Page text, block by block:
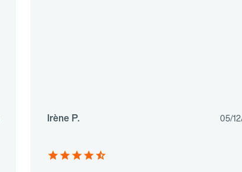
Irène P. 05/